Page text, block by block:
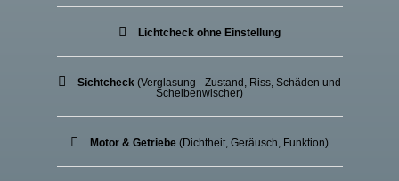
Lichtcheck ohne Einstellung
Sichtcheck (Verglasung - Zustand, Riss, Schäden und
Scheibenwischer)
Motor & Getriebe (Dichtheit, Geräusch, Funktion)